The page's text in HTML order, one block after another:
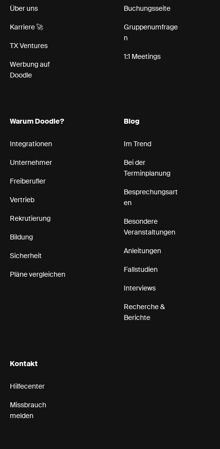
Über uns
Karriere 🚀
TX Ventures
Werbung auf
Doodle
Buchungsseite
Gruppenumfrage
n
1:1 Meetings
Warum Doodle?
Integrationen
Unternehmer
Freiberufler
Vertrieb
Rekrutierung
Bildung
Sicherheit
Pläne vergleichen
Blog
Im Trend
Bei der
Terminplanung
Besprechungsart
en
Besondere
Veranstaltungen
Anleitungen
Fallstudien
Interviews
Recherche &
Berichte
Kontakt
Hilfecenter
Missbrauch
melden